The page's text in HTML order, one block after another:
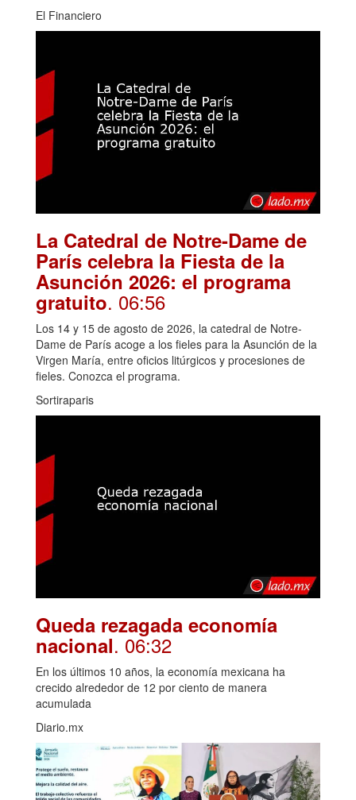
El Financiero
La Catedral de Notre-Dame de
París celebra la Fiesta de la
Asunción 2026: el programa
gratuito. 06:56
Los 14 y 15 de agosto de 2026, la catedral de Notre-
Dame de París acoge a los fieles para la Asunción de la
Virgen María, entre oficios litúrgicos y procesiones de
fieles. Conozca el programa.
Sortiraparis
Queda rezagada economía
nacional. 06:32
En los últimos 10 años, la economía mexicana ha
crecido alrededor de 12 por ciento de manera
acumulada
Diario.mx